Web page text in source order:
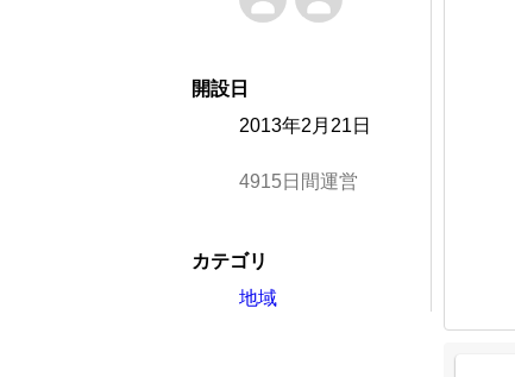
開設日
2013年2月21日
4915日間運営
カテゴリ
地域